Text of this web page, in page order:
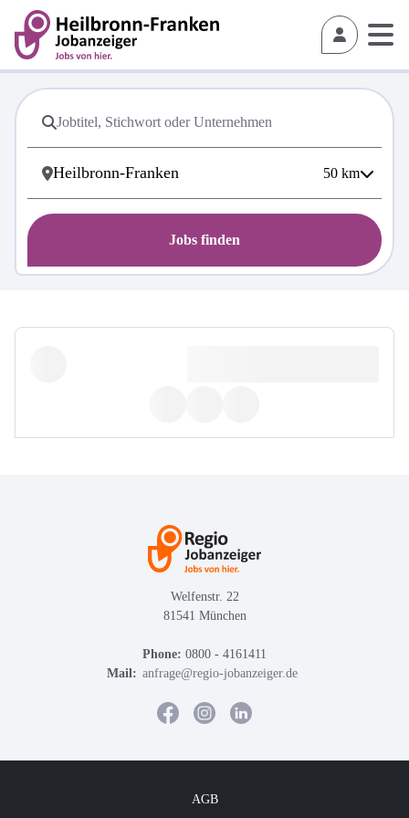
50 km
Jobs finden
Welfenstr. 22
81541 München
Phone: 0800 - 4161411
Mail: anfrage@regio-jobanzeiger.de
AGB